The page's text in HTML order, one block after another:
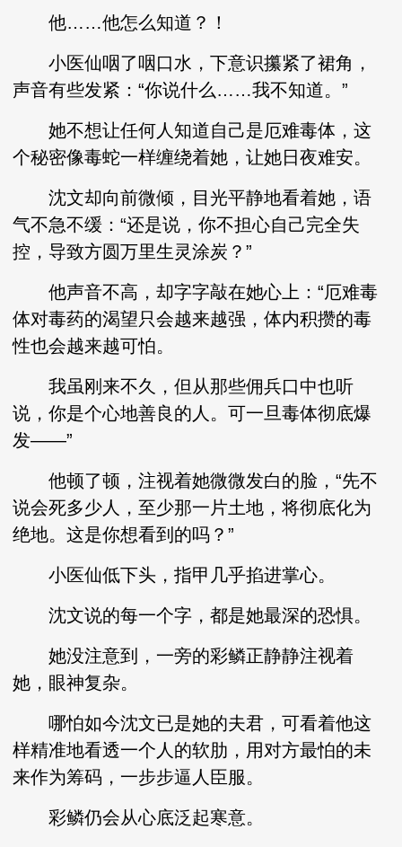
他……他怎么知道？！
小医仙咽了咽口水，下意识攥紧了裙角，
声音有些发紧：“你说什么……我不知道。”
她不想让任何人知道自己是厄难毒体，这
个秘密像毒蛇一样缠绕着她，让她日夜难安。
沈文却向前微倾，目光平静地看着她，语
气不急不缓：“还是说，你不担心自己完全失
控，导致方圆万里生灵涂炭？”
他声音不高，却字字敲在她心上：“厄难毒
体对毒药的渴望只会越来越强，体内积攒的毒
性也会越来越可怕。
我虽刚来不久，但从那些佣兵口中也听
说，你是个心地善良的人。可一旦毒体彻底爆
发——”
他顿了顿，注视着她微微发白的脸，“先不
说会死多少人，至少那一片土地，将彻底化为
绝地。这是你想看到的吗？”
小医仙低下头，指甲几乎掐进掌心。
沈文说的每一个字，都是她最深的恐惧。
她没注意到，一旁的彩鳞正静静注视着
她，眼神复杂。
哪怕如今沈文已是她的夫君，可看着他这
样精准地看透一个人的软肋，用对方最怕的未
来作为筹码，一步步逼人臣服。
彩鳞仍会从心底泛起寒意。